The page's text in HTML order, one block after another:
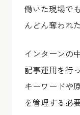
働いた現場で
んどん奪われ
インターンの
記事運用を行
キーワードや
を管理する必